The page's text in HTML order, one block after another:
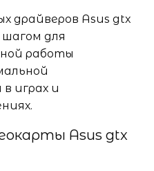
драйверов Asus gtx
для
работы
играх и
Asus gtx